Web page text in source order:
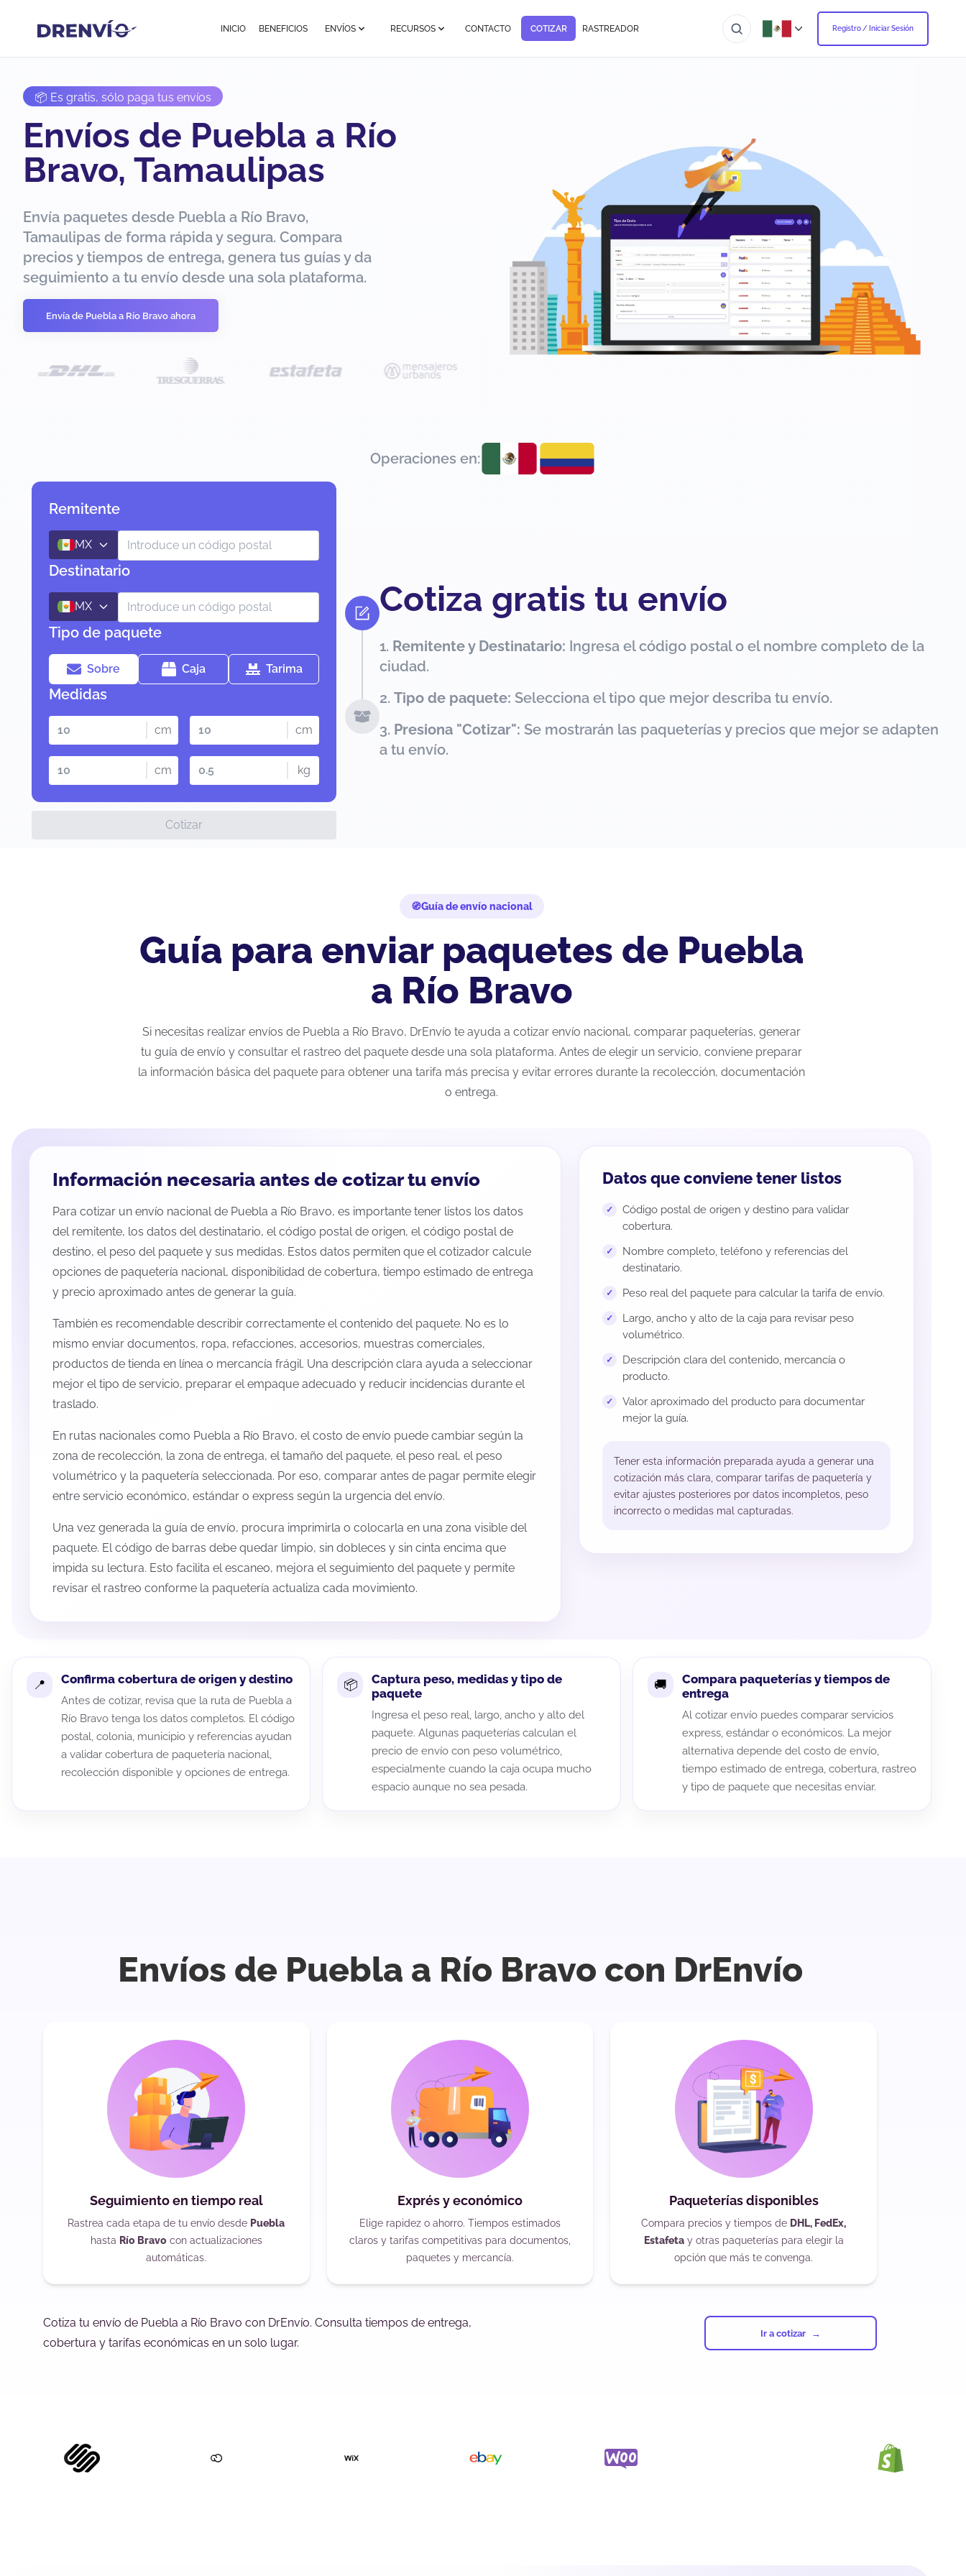
INICIO BENEFICIOS ENVÍOS RECURSOS CONTACTO COTIZAR RASTREADOR Registro / Iniciar Sesión
📦 Es gratis, sólo paga tus envíos
Envíos de Puebla a Río
Bravo, Tamaulipas
Envía paquetes desde Puebla a Río Bravo,
Tamaulipas de forma rápida y segura. Compara
precios y tiempos de entrega, genera tus guías y da
seguimiento a tu envío desde una sola plataforma.
Envía de Puebla a Río Bravo ahora
Operaciones en:
Remitente
MX
Destinatario
MX
Tipo de paquete
Sobre Caja Tarima
Medidas
cm cm
cm kg
Cotizar
Cotiza gratis tu envío
Remitente y Destinatario: Ingresa el código postal o el nombre completo de la
ciudad.
Tipo de paquete: Selecciona el tipo que mejor describa tu envío.
Presiona "Cotizar": Se mostrarán las paqueterías y precios que mejor se adapten
a tu envío.
Guía de envío nacional
Guía para enviar paquetes de Puebla
a Río Bravo
Si necesitas realizar envíos de Puebla a Río Bravo, DrEnvío te ayuda a cotizar envío nacional, comparar paqueterías, generar
tu guía de envío y consultar el rastreo del paquete desde una sola plataforma. Antes de elegir un servicio, conviene preparar
la información básica del paquete para obtener una tarifa más precisa y evitar errores durante la recolección, documentación
o entrega.
Información necesaria antes de cotizar tu envío
Para cotizar un envío nacional de Puebla a Río Bravo, es importante tener listos los datos
del remitente, los datos del destinatario, el código postal de origen, el código postal de
destino, el peso del paquete y sus medidas. Estos datos permiten que el cotizador calcule
opciones de paquetería nacional, disponibilidad de cobertura, tiempo estimado de entrega
y precio aproximado antes de generar la guía.
También es recomendable describir correctamente el contenido del paquete. No es lo
mismo enviar documentos, ropa, refacciones, accesorios, muestras comerciales,
productos de tienda en línea o mercancía frágil. Una descripción clara ayuda a seleccionar
mejor el tipo de servicio, preparar el empaque adecuado y reducir incidencias durante el
traslado.
En rutas nacionales como Puebla a Río Bravo, el costo de envío puede cambiar según la
zona de recolección, la zona de entrega, el tamaño del paquete, el peso real, el peso
volumétrico y la paquetería seleccionada. Por eso, comparar antes de pagar permite elegir
entre servicio económico, estándar o express según la urgencia del envío.
Una vez generada la guía de envío, procura imprimirla o colocarla en una zona visible del
paquete. El código de barras debe quedar limpio, sin dobleces y sin cinta encima que
impida su lectura. Esto facilita el escaneo, mejora el seguimiento del paquete y permite
revisar el rastreo conforme la paquetería actualiza cada movimiento.
Datos que conviene tener listos
Código postal de origen y destino para validar
cobertura.
Nombre completo, teléfono y referencias del
destinatario.
Peso real del paquete para calcular la tarifa de envío.
Largo, ancho y alto de la caja para revisar peso
volumétrico.
Descripción clara del contenido, mercancía o
producto.
Valor aproximado del producto para documentar
mejor la guía.
Tener esta información preparada ayuda a generar una
cotización más clara, comparar tarifas de paquetería y
evitar ajustes posteriores por datos incompletos, peso
incorrecto o medidas mal capturadas.
Confirma cobertura de origen y destino
Antes de cotizar, revisa que la ruta de Puebla a
Río Bravo tenga los datos completos. El código
postal, colonia, municipio y referencias ayudan
a validar cobertura de paquetería nacional,
recolección disponible y opciones de entrega.
Captura peso, medidas y tipo de
paquete
Ingresa el peso real, largo, ancho y alto del
paquete. Algunas paqueterías calculan el
precio de envío con peso volumétrico,
especialmente cuando la caja ocupa mucho
espacio aunque no sea pesada.
Compara paqueterías y tiempos de
entrega
Al cotizar envío puedes comparar servicios
express, estándar o económicos. La mejor
alternativa depende del costo de envío,
tiempo estimado de entrega, cobertura, rastreo
y tipo de paquete que necesitas enviar.
Envíos de Puebla a Río Bravo con DrEnvío
Seguimiento en tiempo real
Rastrea cada etapa de tu envío desde Puebla
hasta Río Bravocon actualizaciones
automáticas.
Exprés y económico
Elige rapidez o ahorro. Tiempos estimados
claros y tarifas competitivas para documentos,
paquetes y mercancía.
Paqueterías disponibles
Compara precios y tiempos de DHL, FedEx,
Estafetay otras paqueterías para elegir la
opción que más te convenga.
Cotiza tu envío de Puebla a Río Bravo con DrEnvío. Consulta tiempos de entrega,
cobertura y tarifas económicas en un solo lugar.
Ir a cotizar